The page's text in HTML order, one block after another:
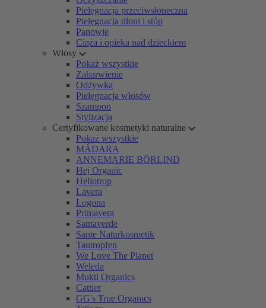
Pielęgnacja przeciwsłoneczna
Pielęgnacja dłoni i stóp
Panowie
Ciąża i opieka nad dzieckiem
Włosy
Pokaż wszystkie
Zabarwienie
Odżywka
Pielęgnacja włosów
Szampon
Stylizacja
Certyfikowane kosmetyki naturalne
Pokaż wszystkie
MÁDARA
ANNEMARIE BÖRLIND
Hej Organic
Heliotrop
Lavera
Logona
Primavera
Santaverde
Sante Naturkosmetik
Tautropfen
We Love The Planet
Weleda
Mukti Organics
Cattier
GG's True Organics